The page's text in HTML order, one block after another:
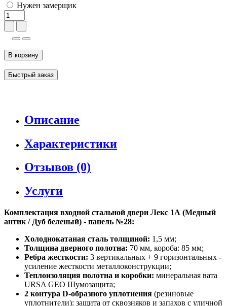
Нужен замерщик
В корзину
Быстрый заказ
Описание
Характеристики
Отзывов (0)
Услуги
Комплектация входной стальной двери Лекс 1А (Медный
антик / Дуб беленый) - панель №28:
Холоднокатаная сталь толщиной: 1,5 мм;
Толщина дверного полотна: 70 мм, короба: 85 мм;
Ребра жесткости: 3 вертикальных + 9 горизонтальных -
усиление жесткости металлоконструкции;
Теплоизоляция полотна и коробки: минеральная вата
URSA GEO Шумозащита;
2 контура D-образного уплотнения (резиновые
уплотнители): защита от сквозняков и запахов с уличной